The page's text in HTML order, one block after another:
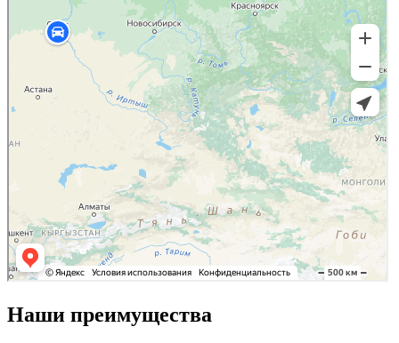
Наши преимущества